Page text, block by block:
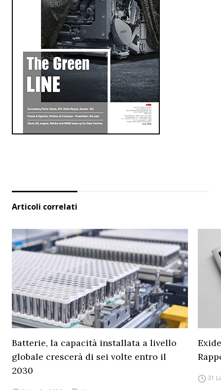
Articoli correlati
Batterie, la capacità installata a livello
globale crescerà di sei volte entro il
2030
31